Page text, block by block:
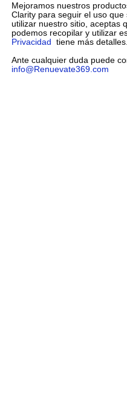
Mejoramos nuestros
Clarity para seguir el uso
utilizar nuestro sitio, aceptas
podemos recopilar y utilizar
Privacidad tiene más detalles.
Ante cualquier duda puede
info@Renuevate369.com